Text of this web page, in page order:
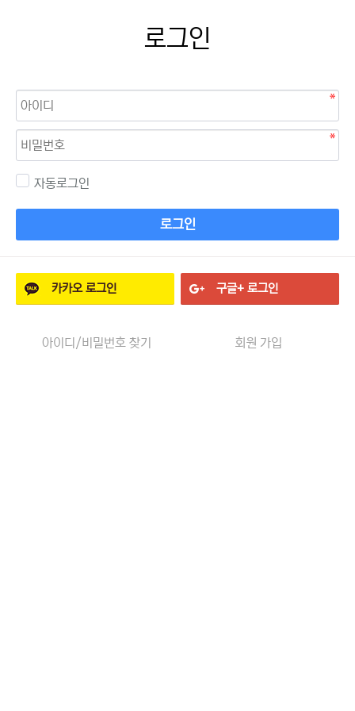
로그인
자동로그인
로그인
카카오로그인 구글+ 로그인
아이디/비밀번호 찾기 회원 가입